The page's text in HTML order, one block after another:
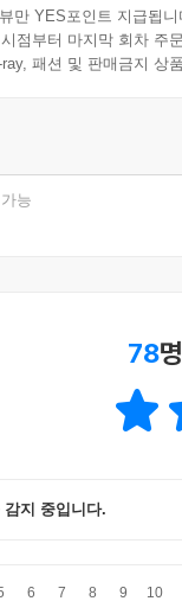
만 YES포인트 지급됩니
점부터 마지막 회차 주
패션 및 판매금지 상
능
78
지 중입니다.
6 7 8 9 10